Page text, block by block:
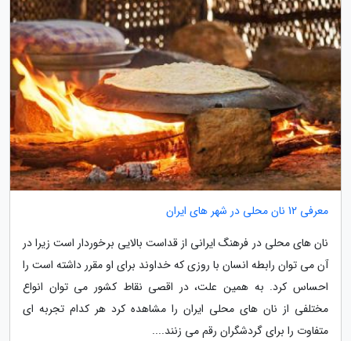
معرفی 12 نان محلی در شهر های ایران
نان های محلی در فرهنگ ایرانی از قداست بالایی برخوردار است زیرا در
آن می توان رابطه انسان با روزی که خداوند برای او مقرر داشته است را
احساس کرد. به همین علت، در اقصی نقاط کشور می توان انواع
مختلفی از نان های محلی ایران را مشاهده کرد هر کدام تجربه ای
متفاوت را برای گردشگران رقم می زنند....